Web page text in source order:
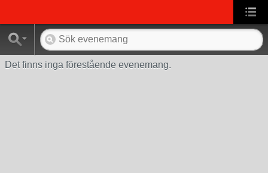
Det finns inga förestående evenemang.